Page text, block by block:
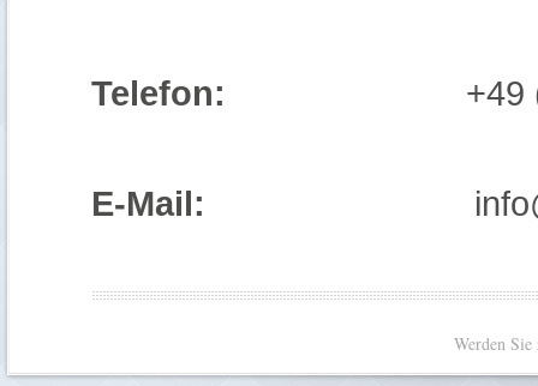
Telefon: +49 (0)
E-Mail:
Werden